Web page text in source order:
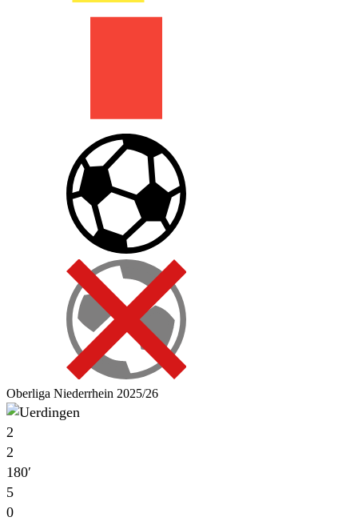
Oberliga Niederrhein 2025/26
2
2
180′
5
0